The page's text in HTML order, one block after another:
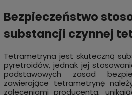
Bezpieczeństwo
substancji czynnej
Tetrametryna jest skuteczną
pyretroidów, jednak jej
podstawowych zasad
zawierające tetrametrynę
zaleceniami producenta,